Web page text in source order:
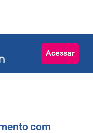
Acessar
com